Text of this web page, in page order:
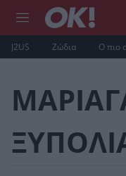
J2US Ζώδια Ο πιο